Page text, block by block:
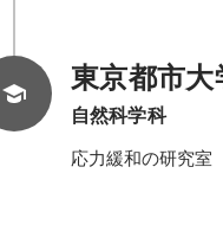
東京都市大
自然科学科
応力緩和の研究室